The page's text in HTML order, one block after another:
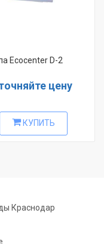
Ecocenter D-2
цену
КУПИТЬ
Краснодар